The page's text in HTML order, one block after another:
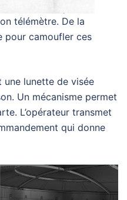
télémètre. De la
pour camoufler ces
une lunette de visée
Un mécanisme permet
L’opérateur transmet
qui donne